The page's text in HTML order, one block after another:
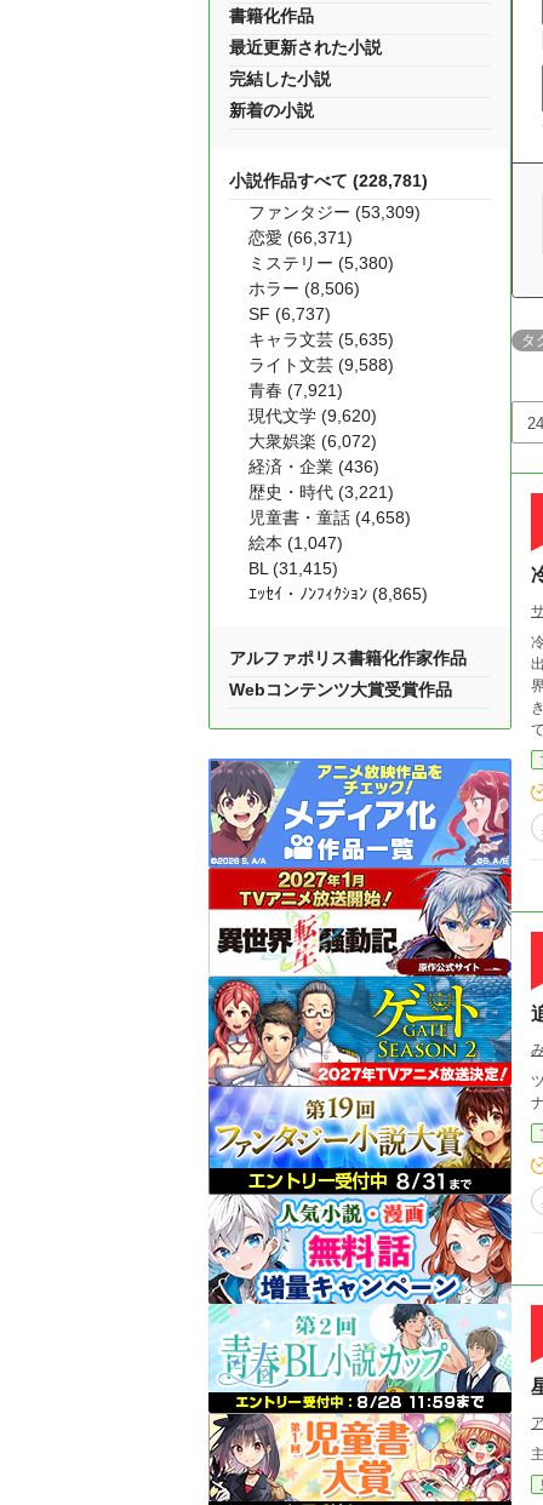
タ
冷
庫さ
書籍化作品
最近更新された小説
完結した小説
新着の小説
小説作品すべて (228,781)
ファンタジー (53,309)
恋愛 (66,371)
ミステリー (5,380)
ホラー (8,506)
SF (6,737)
キャラ文芸 (5,635)
ライト文芸 (9,588)
青春 (7,921)
現代文学 (9,620)
大衆娯楽 (6,072)
経済・企業 (436)
歴史・時代 (3,221)
児童書・童話 (4,658)
絵本 (1,047)
BL (31,415)
ｴｯｾｲ・ﾉﾝﾌｨｸｼｮﾝ (8,865)
アルファポリス書籍化作家作品
Webコンテンツ大賞受賞作品